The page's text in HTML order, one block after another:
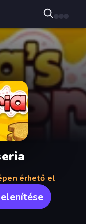
érhető el